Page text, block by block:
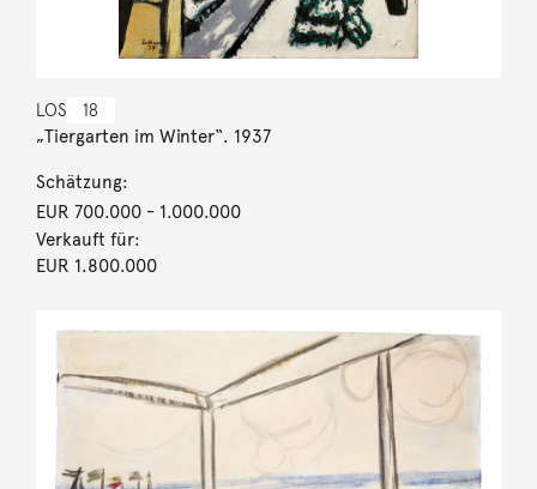
LOS 18
„Tiergarten im Winter“. 1937
Schätzung:
EUR 700.000- 1.000.000
Verkauft für:
EUR 1.800.000